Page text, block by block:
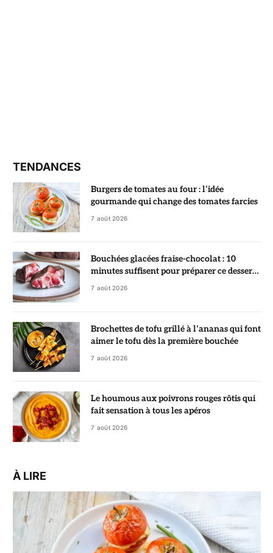
TENDANCES
Burgers de tomates au four : l’idée
gourmande qui change des tomates farcies
7 août 2026
Bouchées glacées fraise-chocolat : 10
minutes suffisent pour préparer ce dessert
ultra gourmand
7 août 2026
Brochettes de tofu grillé à l’ananas qui font
aimer le tofu dès la première bouchée
7 août 2026
Le houmous aux poivrons rouges rôtis qui
fait sensation à tous les apéros
7 août 2026
À LIRE